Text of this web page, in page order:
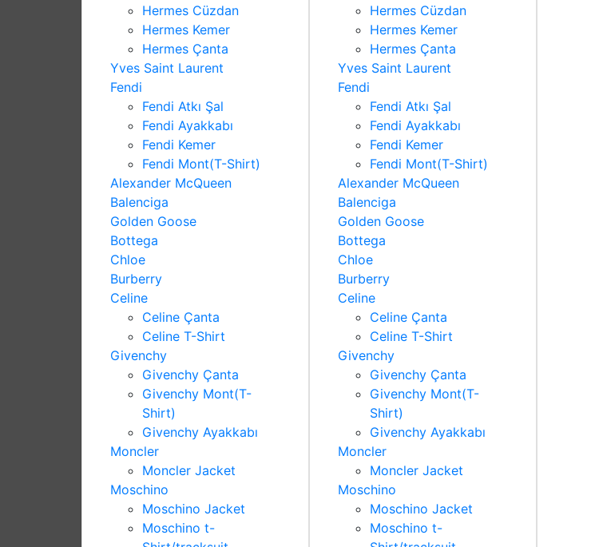
Hermes Cüzdan
Hermes Kemer
Hermes Çanta
Yves Saint Laurent
Fendi
Fendi Atkı Şal
Fendi Ayakkabı
Fendi Kemer
Fendi Mont(T-Shirt)
Alexander McQueen
Balenciga
Golden Goose
Bottega
Chloe
Burberry
Celine
Celine Çanta
Celine T-Shirt
Givenchy
Givenchy Çanta
Givenchy Mont(T-
Shirt)
Givenchy Ayakkabı
Moncler
Moncler Jacket
Moschino
Moschino Jacket
Moschino t-
Hermes Cüzdan
Hermes Kemer
Hermes Çanta
Yves Saint Laurent
Fendi
Fendi Atkı Şal
Fendi Ayakkabı
Fendi Kemer
Fendi Mont(T-Shirt)
Alexander McQueen
Balenciga
Golden Goose
Bottega
Chloe
Burberry
Celine
Celine Çanta
Celine T-Shirt
Givenchy
Givenchy Çanta
Givenchy Mont(T-
Shirt)
Givenchy Ayakkabı
Moncler
Moncler Jacket
Moschino
Moschino Jacket
Moschino t-